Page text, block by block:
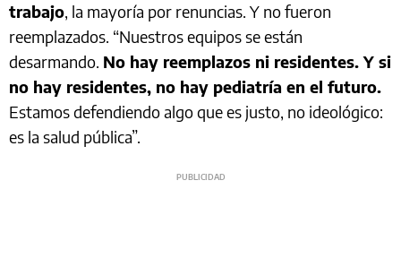
trabajo, la mayoría por renuncias. Y no fueron
reemplazados. “Nuestros equipos se están
desarmando. No hay reemplazos ni residentes. Y si
no hay residentes, no hay pediatría en el futuro.
Estamos defendiendo algo que es justo, no ideológico:
es la salud pública”.